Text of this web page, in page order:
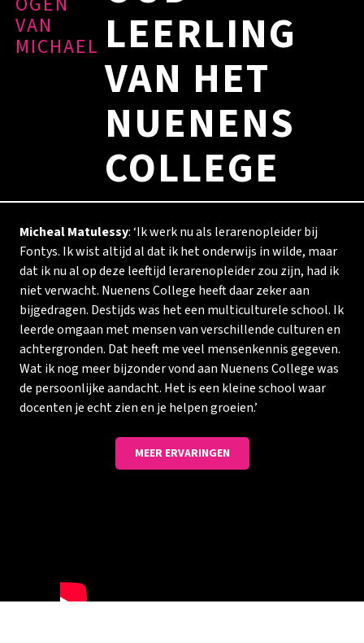
VAN
MICHAEL LEERLING
VAN HET
NUENENS
COLLEGE
Micheal Matulessy: ‘Ik werk nu als lerarenopleider bij
Fontys. Ik wist altijd al dat ik het onderwijs in wilde, maar
dat ik nu al op deze leeftijd lerarenopleider zou zijn, had ik
niet verwacht. Nuenens College heeft daar zeker aan
bijgedragen. Destijds was het een multiculturele school. Ik
leerde omgaan met mensen van verschillende culturen en
achtergronden. Dat heeft me veel mensenkennis gegeven.
Wat ik nog meer bijzonder vond aan Nuenens College was
de persoonlijke aandacht. Het is een kleine school waar
docenten je echt zien en je helpen groeien.’
MEER ERVARINGEN